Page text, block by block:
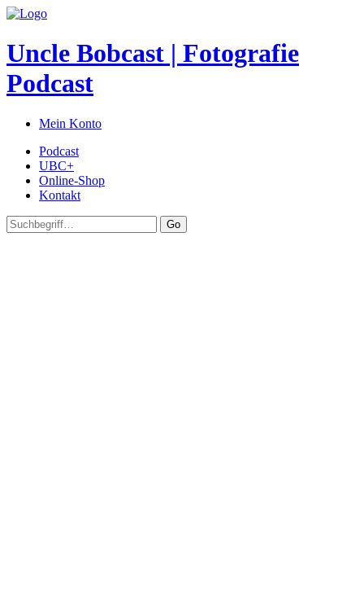
Uncle Bobcast | Fotografie
Podcast
Mein Konto
Podcast
UBC+
Online-Shop
Kontakt
Go